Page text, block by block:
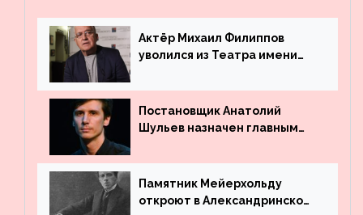
Актёр Михаил Филиппов
уволился из Театра имени
Постановщик Анатолий
Шульев назначен главным
Вахтангова
Памятник Мейерхольду
откроют в Александринском